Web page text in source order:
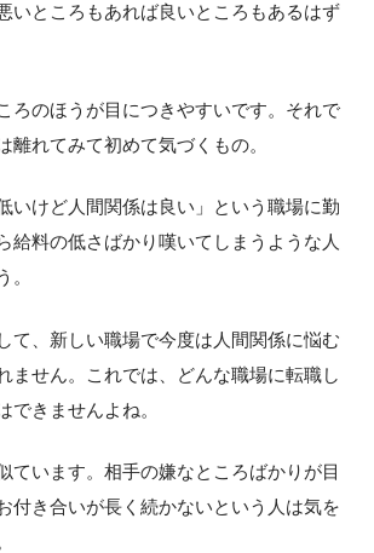
いところもあれば良いところもあるはず
ろのほうが目につきやすいです。それで
離れてみて初めて気づくもの。
いけど人間関係は良い」という職場に勤
給料の低さばかり嘆いてしまうような人
。
て、新しい職場で今度は人間関係に悩む
ません。これでは、どんな職場に転職し
できませんよね。
ています。相手の嫌なところばかりが目
付き合いが長く続かないという人は気を